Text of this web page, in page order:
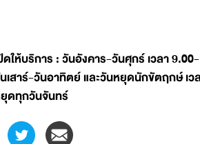
ดให้บริการ : วันอังคาร-วันศุกร์ เวลา
เสาร์-วันอาทิตย์ และวันหยุดนักขัตฤกษ์ เว
ดทุกวันจันทร์